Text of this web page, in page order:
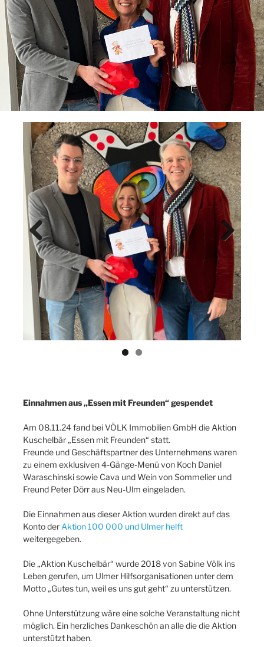
Previ
ous
Next
Einnahmen aus „Essen mit Freunden“ gespendet
Am 08.11.24 fand bei VÖLK Immobilien GmbH die Aktion
Kuschelbär „Essen mit Freunden“ statt.
Freunde und Geschäftspartner des Unternehmens waren
zu einem exklusiven 4-Gänge-Menü von Koch Daniel
Waraschinski sowie Cava und Wein von Sommelier und
Freund Peter Dörr aus Neu-Ulm eingeladen.
Die Einnahmen aus dieser Aktion wurden direkt auf das
Konto der Aktion 100 000 und Ulmer helft
weitergegeben.
Die „Aktion Kuschelbär“ wurde 2018 von Sabine Völk ins
Leben gerufen, um Ulmer Hilfsorganisationen unter dem
Motto „Gutes tun, weil es uns gut geht“ zu unterstützen.
Ohne Unterstützung wäre eine solche Veranstaltung nicht
möglich. Ein herzliches Dankeschön an alle die die Aktion
unterstützt haben.